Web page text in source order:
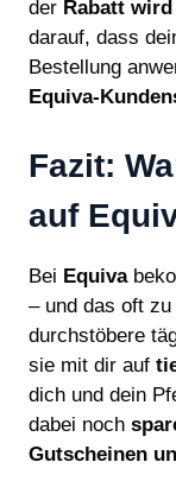
der Rabatt
darauf, dass
Bestellung
Equiva-
Fazit:
auf
Bei Equiva
– und das oft zu
durchstöbere
sie mit dir auf
dich und dein
dabei noch
Gutscheinen